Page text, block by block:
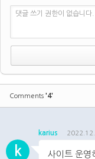
댓글 쓰기 권한이 없습니다
Comments '4'
k
karius
사이트 운영